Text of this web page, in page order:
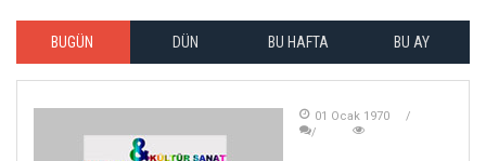
BUGÜN DÜN BU HAFTA BU AY
01 Ocak 1970